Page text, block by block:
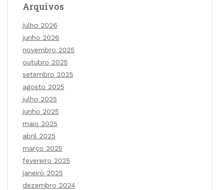
Arquivos
julho 2026
junho 2026
novembro 2025
outubro 2025
setembro 2025
agosto 2025
julho 2025
junho 2025
maio 2025
abril 2025
março 2025
fevereiro 2025
janeiro 2025
dezembro 2024